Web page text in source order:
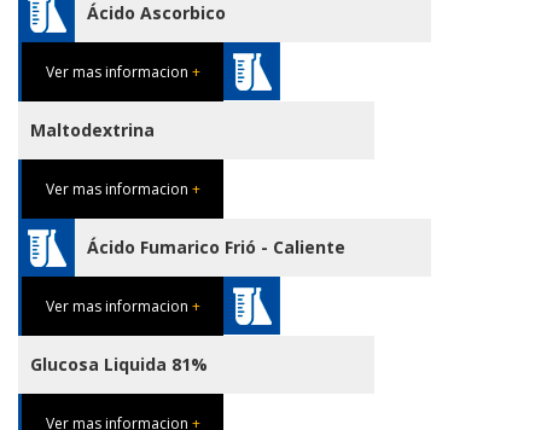
Ácido Ascorbico
Ver mas informacion +
Maltodextrina
Ver mas informacion +
Ácido Fumarico Frió - Caliente
Ver mas informacion +
Glucosa Liquida 81%
Ver mas informacion +